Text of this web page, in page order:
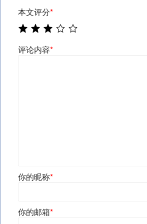
本文评分*
评论内容*
你的昵称*
你的邮箱*